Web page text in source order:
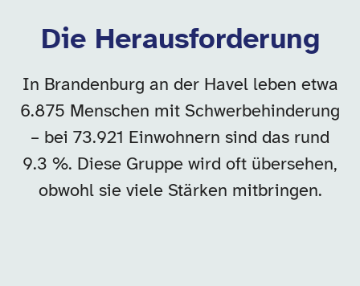
Die Herausforderung
In Brandenburg an der Havel leben etwa
6.875 Menschen mit Schwerbehinderung
– bei 73.921 Einwohnern sind das rund
9.3 %. Diese Gruppe wird oft übersehen,
obwohl sie viele Stärken mitbringen.